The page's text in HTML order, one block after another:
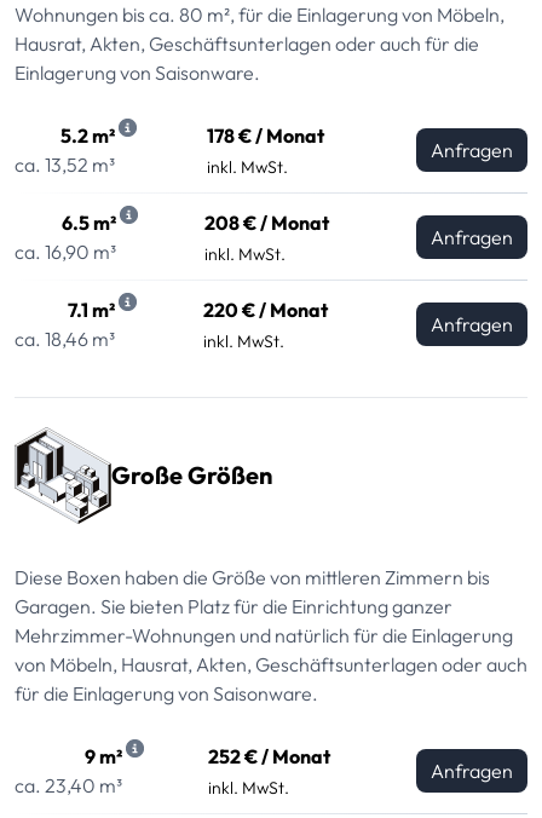
Wohnungen bis ca. 80 m², für die Einlagerung von Möbeln,
Hausrat, Akten, Geschäftsunterlagen oder auch für die
Einlagerung von Saisonware.
5.2 m²
ca. 13,52 m³
178 € / Monat
inkl. MwSt.
Anfragen
6.5 m²
ca. 16,90 m³
208 € / Monat
inkl. MwSt.
Anfragen
7.1 m²
ca. 18,46 m³
220 € / Monat
inkl. MwSt.
Anfragen
Große Größen
Diese Boxen haben die Größe von mittleren Zimmern bis
Garagen. Sie bieten Platz für die Einrichtung ganzer
Mehrzimmer-Wohnungen und natürlich für die Einlagerung
von Möbeln, Hausrat, Akten, Geschäftsunterlagen oder auch
für die Einlagerung von Saisonware.
9 m²
ca. 23,40 m³
252 € / Monat
inkl. MwSt.
Anfragen